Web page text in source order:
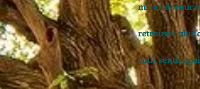
mieux dormir
retrouver plus
vous sentir